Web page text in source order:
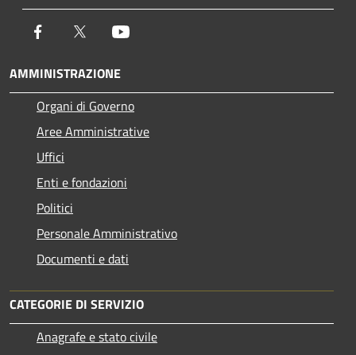
Facebook Twitter
AMMINISTRAZIONE
Organi di Governo
Aree Amministrative
Uffici
Enti e fondazioni
Politici
Personale Amministrativo
Documenti e dati
CATEGORIE DI SERVIZIO
Anagrafe e stato civile